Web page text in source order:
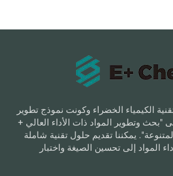
الكيمياء الخضراء وكونت نموذج تطوير
"بحث وتطوير المواد ذات الأداء العالي +
يمكننا تقديم حلول تقنية شاملة
المواد إلى تحسين الصيغة واختبار